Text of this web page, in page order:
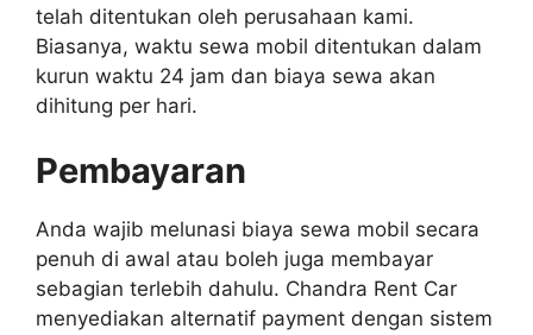
telah ditentukan oleh perusahaan kami.
Biasanya, waktu sewa mobil ditentukan dalam
kurun waktu 24 jam dan biaya sewa akan
dihitung per hari.
Pembayaran
Anda wajib melunasi biaya sewa mobil secara
penuh di awal atau boleh juga membayar
sebagian terlebih dahulu. Chandra Rent Car
menyediakan alternatif payment dengan sistem